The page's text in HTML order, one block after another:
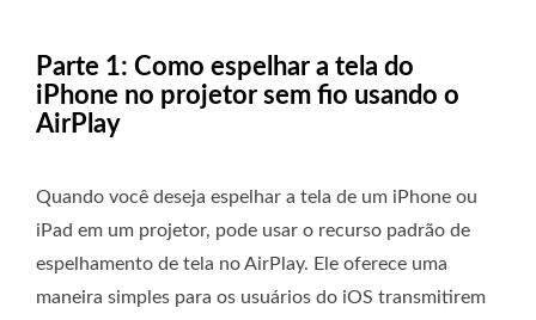
Parte 1: Como espelhar a tela do
iPhone no projetor sem fio usando o
AirPlay
Quando você deseja espelhar a tela de um iPhone ou
iPad em um projetor, pode usar o recurso padrão de
espelhamento de tela no AirPlay. Ele oferece uma
maneira simples para os usuários do iOS transmitirem